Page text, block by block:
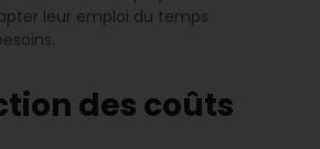
leur emploi du temps
des coûts